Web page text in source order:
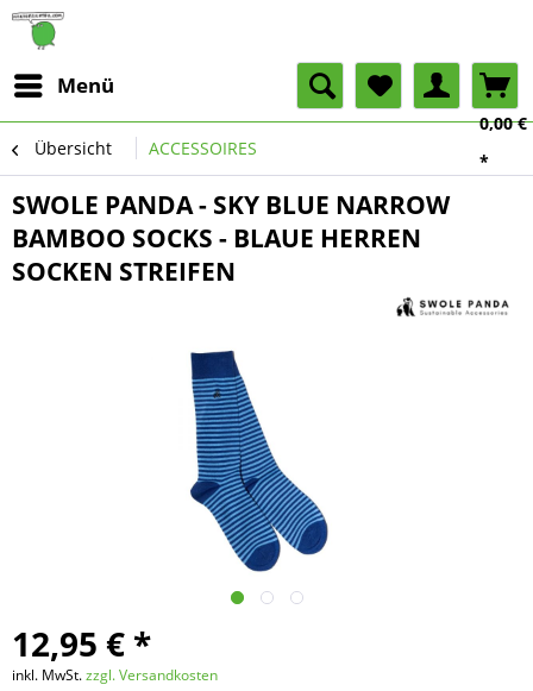
Menü
0,00 €
*
Übersicht ACCESSOIRES
SWOLE PANDA - SKY BLUE NARROW
BAMBOO SOCKS - BLAUE HERREN
SOCKEN STREIFEN
12,95 € *
inkl. MwSt.zzgl. Versandkosten